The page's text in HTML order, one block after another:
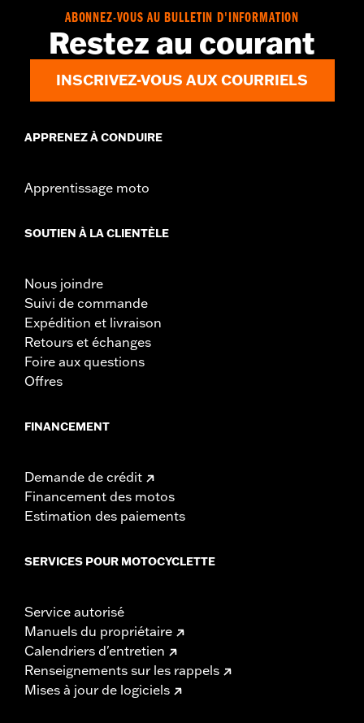
ABONNEZ-VOUS AU BULLETIN D'INFORMATION
Restez au courant
INSCRIVEZ-VOUS AUX COURRIELS
APPRENEZ À CONDUIRE
Apprentissage moto
SOUTIEN À LA CLIENTÈLE
Nous joindre
Suivi de commande
Expédition et livraison
Retours et échanges
Foire aux questions
Offres
FINANCEMENT
Demande de crédit
Financement des motos
Estimation des paiements
SERVICES POUR MOTOCYCLETTE
Service autorisé
Manuels du propriétaire
Calendriers d'entretien
Renseignements sur les rappels
Mises à jour de logiciels